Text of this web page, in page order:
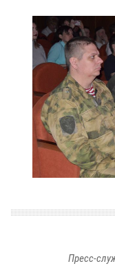
Пресс-